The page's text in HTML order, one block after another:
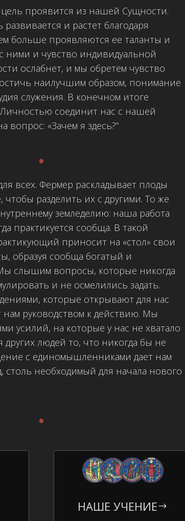
проявится из нашей Сущности.
и растет благодаря
больше проявляются ее таланты и
ними и чувство индивидуальной
ослабнет, и мы обретем чувство
наилучшим образом, понимание
служения. В конечном итоге
соединит нас с нашей
вопрос: «Зачем я здесь?”
.
всех. Фермер раскладывает плоды
чтобы разделить их с другими. То же
земледелию: наша работа
практикуется сообща. В такой
приносит на «стол» свои
образуя сообща богатый и
слышим вопросы, которые никогда
и не осмелились задать.
которые открывают для нас
нам руководством к действию. Мы
усилий, на которые у нас не хватало
других людей то, что никогда бы не
с единомышленниками дает нам
столь необходимый для начала нового
.
НАШЕ УЧЕНИЕ$